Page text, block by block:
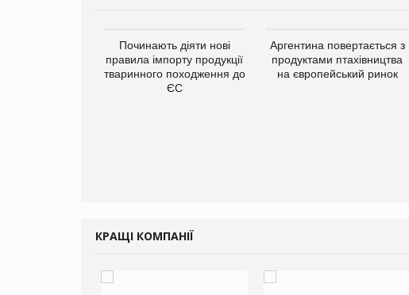
Починають діяти нові
правила імпорту продукції
тваринного походження до
ЄС
Аргентина повертається з
продуктами птахівництва
на європейський ринок
КРАЩІ КОМПАНІЇ